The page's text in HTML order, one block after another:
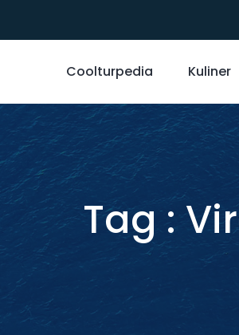
Coolturpedia Kuliner
Tag :